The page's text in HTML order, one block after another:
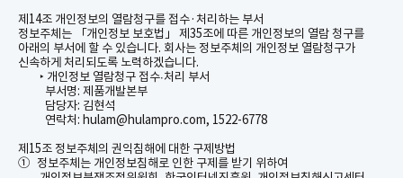
제 14조 개인정보의 열람청구를 접수· 처리하는 부서
정보주체는 「개인정보 보호법」 제 35조에 따른 개인정보의 열람 청구를
아래의 부서에 할 수 있습니다. 회사는 정보주체의 개인정보 열람청구가
신속하게 처리되도록 노력하겠습니다.
‣ 개인정보 열람청구 접수∙처리 부서
부서명: 제품개발본부
담당자: 김현석
연락처 : hulam@hulampro.com, 1522-6778
제 15조 정보주체의 권익침해에 대한 구제방법
① 정보주체는 개인정보침해로 인한 구제를 받기 위하여